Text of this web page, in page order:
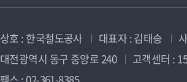
상호 : 한국철도공사 대표자 : 김태승
대전광역시 동구 중앙로 240
고객센터 :